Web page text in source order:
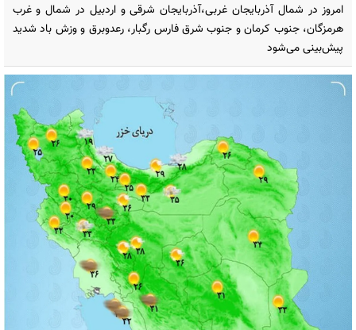
امروز در شمال آذربایجان غربی،آذربایجان شرقی و اردبیل در شمال و غرب
هرمزگان،‌ جنوب کرمان و جنوب شرق فارس رگبار،‌ رعدوبرق و وزش باد شدید
پیش‌بینی می‌شود